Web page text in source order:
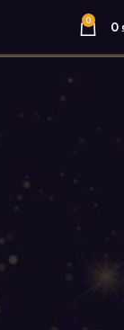
0 0